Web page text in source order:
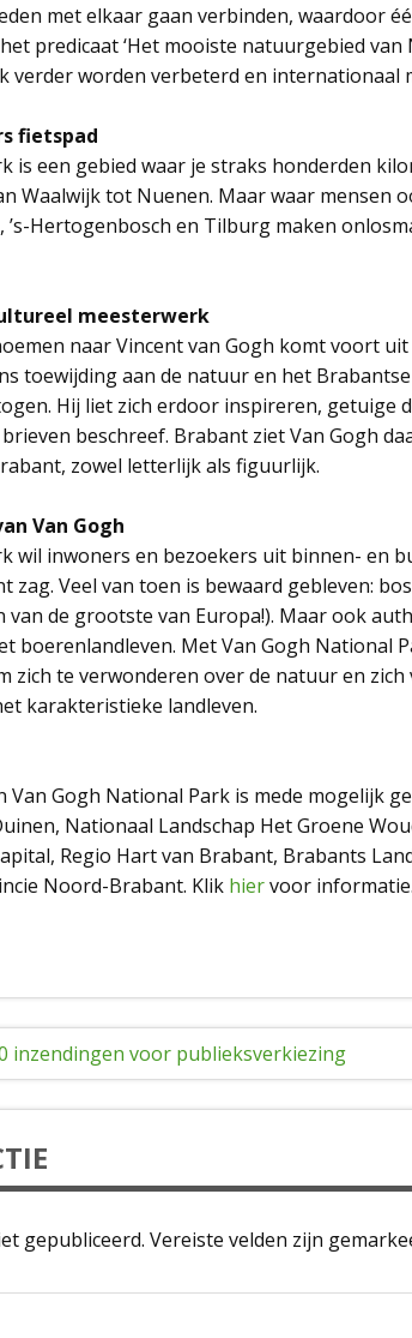
met elkaar gaan verbinden, waardoor
predicaat ‘Het mooiste natuurgebied van
verder worden verbeterd en internationaal
fietspad
is een gebied waar je straks honderden
Waalwijk tot Nuenen. Maar waar mensen
Hertogenbosch en Tilburg maken
meesterwerk
naar Vincent van Gogh komt voort
toewijding aan de natuur en het
Hij liet zich erdoor inspireren, getuige
beschreef. Brabant ziet Van Gogh
zowel letterlijk als figuurlijk.
Van Gogh
wil inwoners en bezoekers uit binnen- en
zag. Veel van toen is bewaard gebleven:
van de grootste van Europa!). Maar ook
boerenlandleven. Met Van Gogh National
zich te verwonderen over de natuur en
karakteristieke landleven.
Van Gogh National Park is mede mogelijk
Nationaal Landschap Het Groene
Regio Hart van Brabant, Brabants
Noord-Brabant. Klikhiervoor informatie.
inzendingen voor publieksverkiezing
gepubliceerd. Vereiste velden zijn